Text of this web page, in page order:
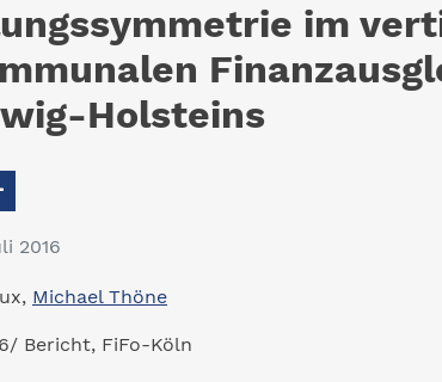
im
Holsteins
2016
Michael Thöne
Bericht, FiFo-Köln